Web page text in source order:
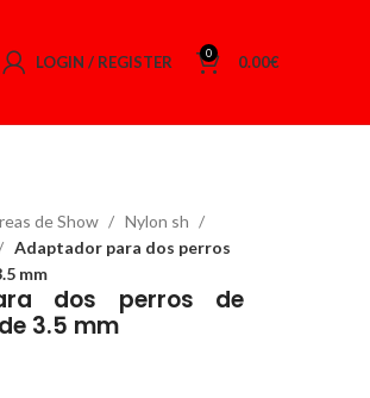
LOGIN / REGISTER 0 0.00€
de Show
Nylon sh
Adaptador para dos perros
mm
dos perros de
3.5 mm